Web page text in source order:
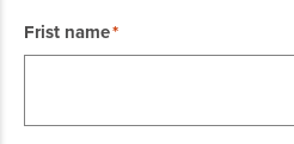
Frist name